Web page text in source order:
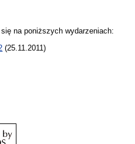
się na poniższych wydarzeniach:
(25.11.2011)